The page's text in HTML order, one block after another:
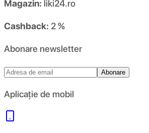
Magazin: liki24.ro
Cashback: 2 %
Abonare newsletter
Abonare
Aplicație de mobil